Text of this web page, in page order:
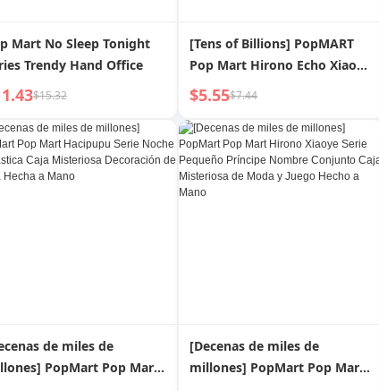
Mart No Sleep Tonight
Trendy Hand Office
$15.32
[Tens of Billions] PopMART
Pop Mart Hirono Echo Xiaoye
Echo Series Blind Box Hand
Gift
$5.55$7.44
de miles de
PopMart Pop Mart
[Decenas de miles de
millones] PopMart Pop Mart